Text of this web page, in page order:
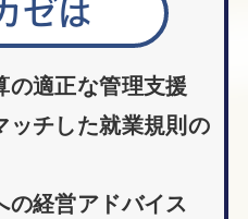
適正な管理支援
ッチした就業規則の
経営アドバイス